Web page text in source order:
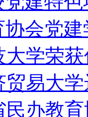
会党
大学荣
贸易大
民办教